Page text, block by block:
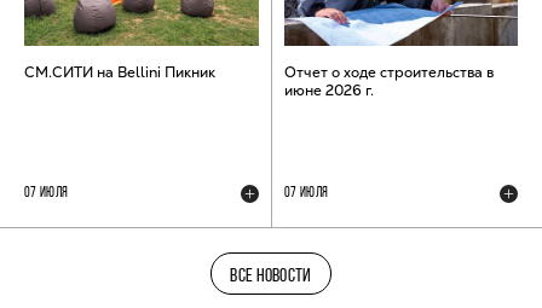
СМ.СИТИ на Bellini Пикник
07 ИЮЛЯ
Отчет о ходе строительства в
июне 2026 г.
07 ИЮЛЯ
ВСЕ НОВОСТИ